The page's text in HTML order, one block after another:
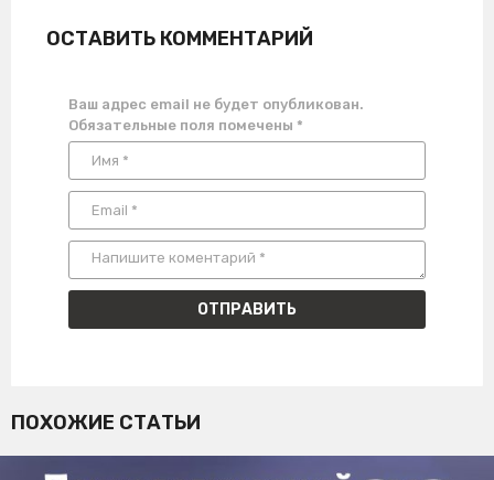
ОСТАВИТЬ КОММЕНТАРИЙ
Ваш адрес email не будет опубликован.
Обязательные поля помечены *
ПОХОЖИЕ СТАТЬИ